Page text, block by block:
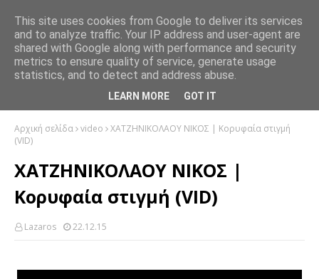
Αρχική σελίδα video
ΧΑΤΖΗΝΙΚΟΛΑΟΥ ΝΙΚΟΣ | Κορυφαία στιγμή
(VID)
ΧΑΤΖΗΝΙΚΟΛΑΟΥ ΝΙΚΟΣ |
Κορυφαία στιγμή (VID)
Lazaros 22.12.15
This site uses cookies from Google to deliver its services
and to analyze traffic. Your IP address and user-agent are
shared with Google along with performance and security
metrics to ensure quality of service, generate usage
statistics, and to detect and address abuse.
LEARN MORE GOT IT